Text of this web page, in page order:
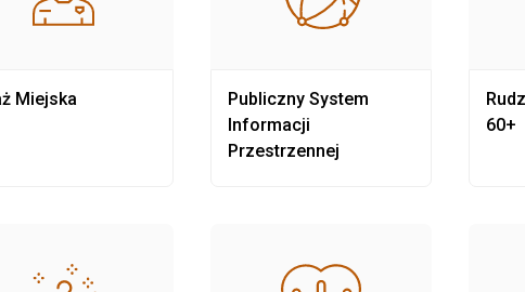
Miejska
Publiczny System
Informacji
Przestrzennej
60+